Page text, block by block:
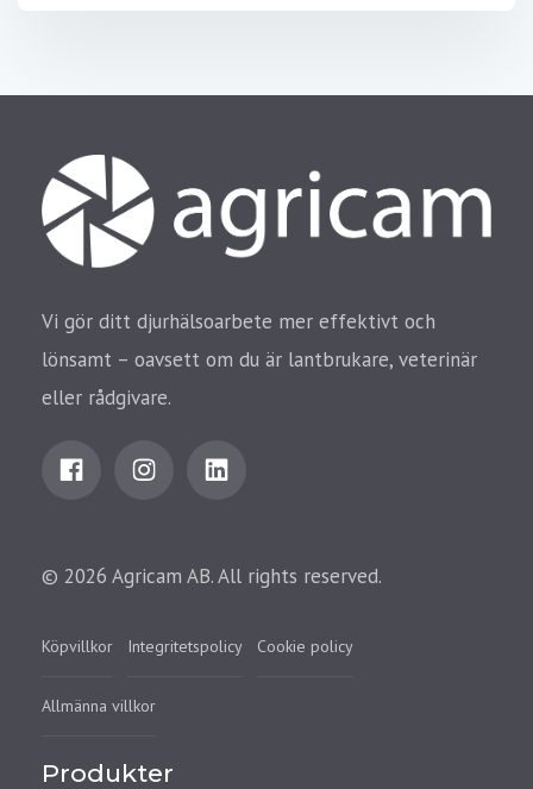
Vi gör ditt djurhälsoarbete mer effektivt och
lönsamt – oavsett om du är lantbrukare, veterinär
eller rådgivare.
© 2026 Agricam AB. All rights reserved.
Köpvillkor Integritetspolicy Cookie policy
Allmänna villkor
Produkter